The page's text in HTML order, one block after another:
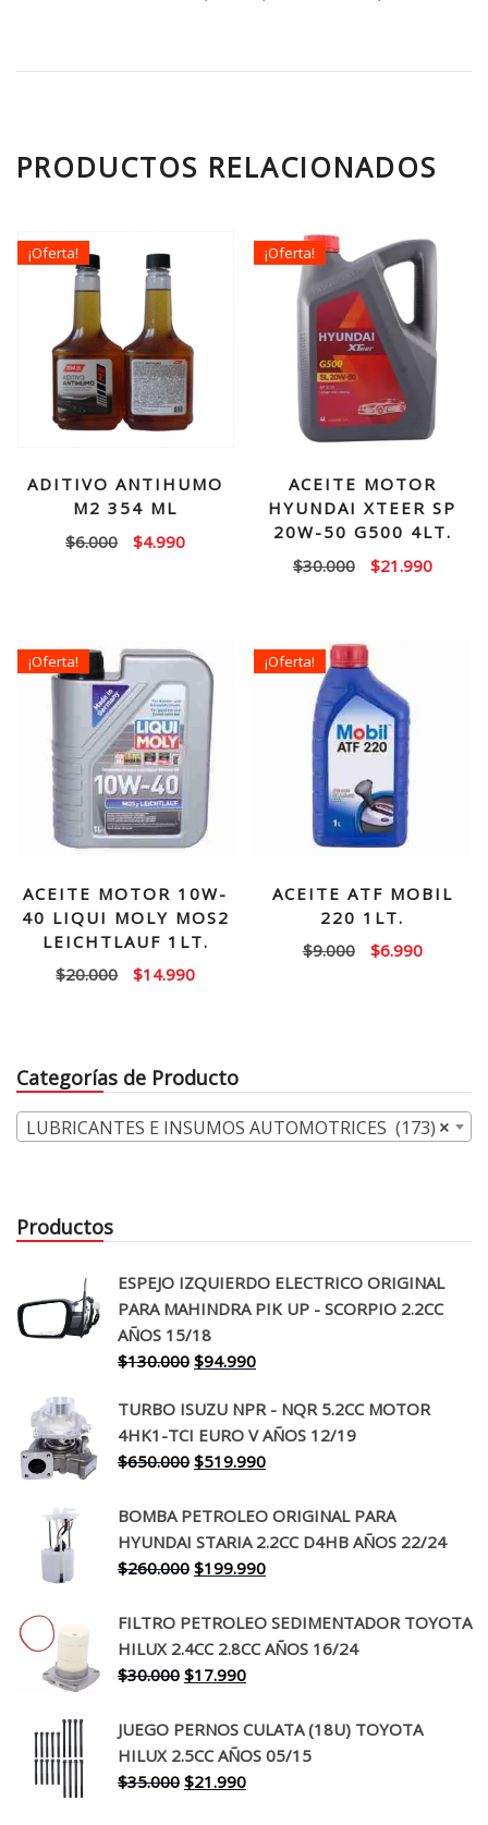
PRODUCTOS RELACIONADOS
¡Oferta!
ADITIVO ANTIHUMO
M2 354 ML
$6.000
El
$6.000.
$4.990El
$4.990.
¡Oferta!
ACEITE MOTOR
HYUNDAI XTEER SP
20W-50 G500 4LT.
$30.000
El
$30.000.
$21.990El
¡Oferta!
ACEITE MOTOR 10W-
40 LIQUI MOLY MOS2
LEICHTLAUF 1LT.
$20.000
El
$20.000.
$14.990El
$14.990.
¡Oferta!
ACEITE ATF MOBIL
220 1LT.
$9.000
El
$6.990El
Categorías de Producto
×
LUBRICANTES E INSUMOS AUTOMOTRICES (173)
Productos
ESPEJO IZQUIERDO ELECTRICO ORIGINAL
PARA MAHINDRA PIK UP - SCORPIO 2.2CC
AÑOS 15/18
$130.000 El
original
era:
$130.000.
$94.990El
actual
es:
$94.990.
TURBO ISUZU NPR - NQR 5.2CC MOTOR
4HK1-TCI EURO V AÑOS 12/19
$650.000 El
original
era:
$650.000.
$519.990El
actual
es:
$519.990.
BOMBA PETROLEO ORIGINAL PARA
HYUNDAI STARIA 2.2CC D4HB AÑOS 22/24
$260.000 El
original
era:
$260.000.
$199.990El
actual
es:
FILTRO PETROLEO SEDIMENTADOR TOYOTA
HILUX 2.4CC 2.8CC AÑOS 16/24
$30.000 El
original
era:
$30.000.
$17.990El
actual
es:
$17.990.
JUEGO PERNOS CULATA (18U) TOYOTA
HILUX 2.5CC AÑOS 05/15
$35.000 El
$21.990El